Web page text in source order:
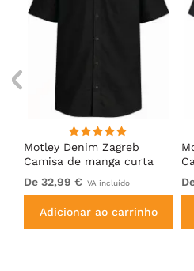
Motley Denim Zagreb
Camisa de manga curta
Preto
De 32,99 € IVA incluído
Adicionar ao carrinho